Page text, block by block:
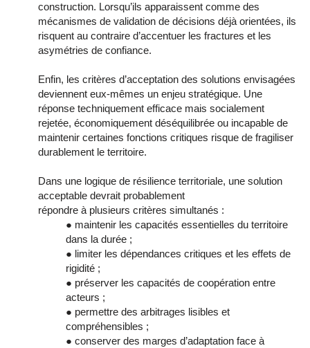
construction. Lorsqu’ils apparaissent comme des
mécanismes de validation de décisions déjà orientées, ils
risquent au contraire d’accentuer les fractures et les
asymétries de confiance.
Enfin, les critères d’acceptation des solutions envisagées
deviennent eux-mêmes un enjeu stratégique. Une
réponse techniquement efficace mais socialement
rejetée, économiquement déséquilibrée ou incapable de
maintenir certaines fonctions critiques risque de fragiliser
durablement le territoire.
Dans une logique de résilience territoriale, une solution
acceptable devrait probablement
répondre à plusieurs critères simultanés :
● maintenir les capacités essentielles du territoire
dans la durée ;
● limiter les dépendances critiques et les effets de
rigidité ;
● préserver les capacités de coopération entre
acteurs ;
● permettre des arbitrages lisibles et
compréhensibles ;
● conserver des marges d’adaptation face à